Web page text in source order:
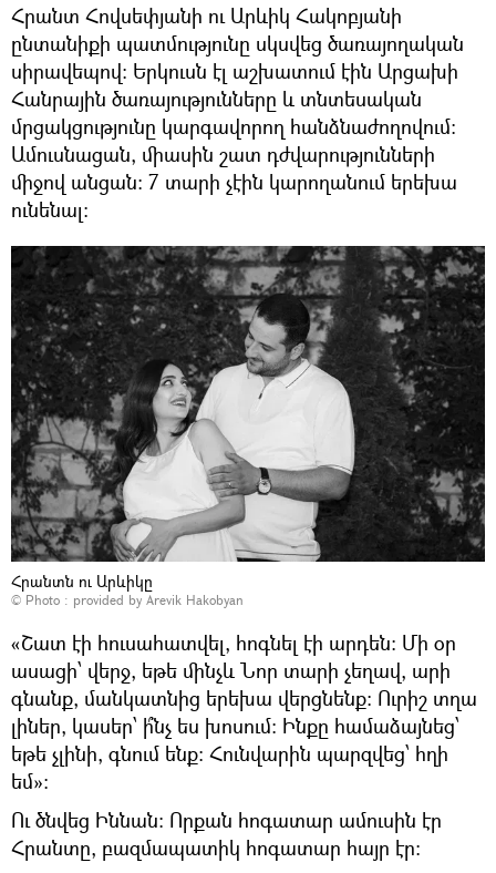
Հրանտ Հովսեփյանի ու Արևիկ Հակոբյանի
ընտանիքի պատմությունը սկսվեց ծառայողական
սիրավեպով։ Երկուսն էլ աշխատում էին Արցախի
Հանրային ծառայությունները և տնտեսական
մրցակցությունը կարգավորող հանձնաժողովում։
Ամուսնացան, միասին շատ դժվարությունների
միջով անցան։ 7 տարի չէին կարողանում երեխա
ունենալ։
Հրանտն ու Արևիկը
© Photo : provided by Arevik Hakobyan
«Շատ էի հուսահատվել, հոգնել էի արդեն։ Մի օր
ասացի՝ վերջ, եթե մինչև Նոր տարի չեղավ, արի
գնանք, մանկատնից երեխա վերցնենք։ Ուրիշ տղա
լիներ, կասեր՝ ի՞նչ ես խոսում։ Ինքը համաձայնեց՝
եթե չլինի, գնում ենք։ Հունվարին պարզվեց՝ հղի
եմ»։
Ու ծնվեց Իննան։ Որքան հոգատար ամուսին էր
Հրանտը, բազմապատիկ հոգատար հայր էր։